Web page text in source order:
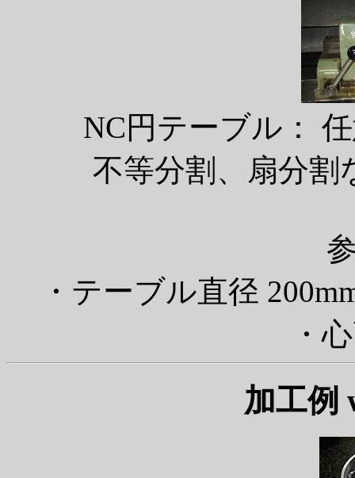
NC円テーブル：
不等分割、扇分割
・テーブル直径
・
加工例